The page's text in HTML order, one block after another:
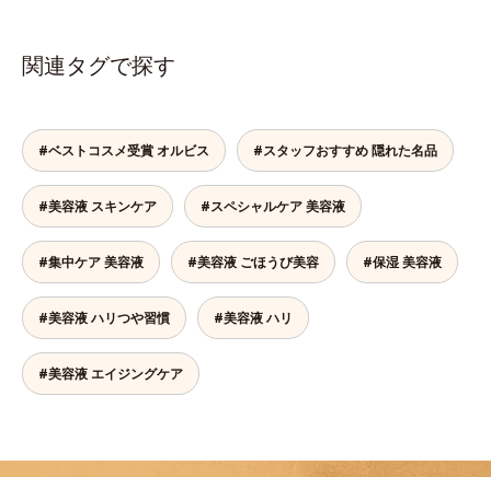
関連タグで探す
#ベストコスメ受賞 オルビス #スタッフおすすめ 隠れた名品
#美容液 スキンケア #スペシャルケア 美容液
#集中ケア 美容液 #美容液 ごほうび美容 #保湿 美容液
#美容液 ハリつや習慣 #美容液 ハリ
#美容液 エイジングケア